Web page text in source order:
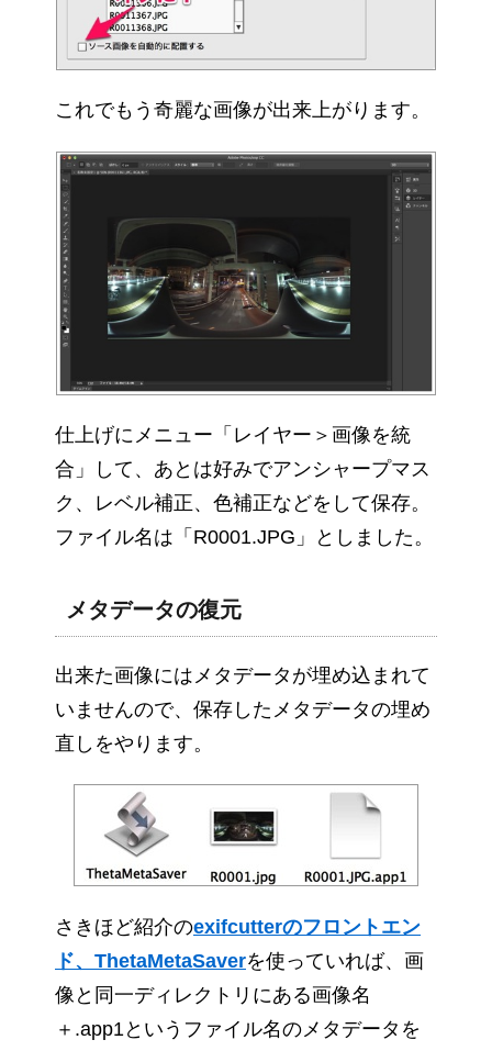
これでもう奇麗な画像が出来上がります。
仕上げにメニュー「レイヤー＞画像を統
合」して、あとは好みでアンシャープマス
ク、レベル補正、色補正などをして保存。
ファイル名は「R0001.JPG」としました。
メタデータの復元
出来た画像にはメタデータが埋め込まれて
いませんので、保存したメタデータの埋め
直しをやります。
さきほど紹介のexifcutterのフロントエン
ド、ThetaMetaSaverを使っていれば、画
像と同一ディレクトリにある画像名
＋.app1というファイル名のメタデータを